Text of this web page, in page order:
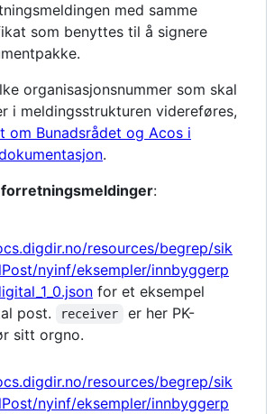
med samme
som benyttes til å signere
organisasjonsnummer som skal
i meldingsstrukturen videreføres,
om Bunadsrådet og Acos i
.
forretningsmeldinger:
resources/begrep/sik
nyinf/eksempler/innbyggerp
for et eksempel
post.
receiver
er her PK-
sitt orgno.
resources/begrep/sik
nyinf/eksempler/innbyggerp